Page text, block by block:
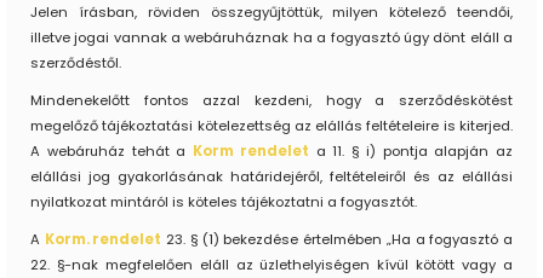
Jelen írásban, röviden összegyűjtöttük, milyen kötelező teendői,
illetve jogai vannak a webáruháznak ha a fogyasztó úgy dönt eláll a
szerződéstől.
Mindenekelőtt fontos azzal kezdeni, hogy a szerződéskötést
megelőző tájékoztatási kötelezettség az elállás feltételeire is kiterjed.
A webáruház tehát a Korm rendelet a 11. § i) pontja alapján az
elállási jog gyakorlásának határidejéről, feltételeiről és az elállási
nyilatkozat mintáról is köteles tájékoztatni a fogyasztót.
A Korm. rendelet 23. § (1) bekezdése értelmében „Ha a fogyasztó a
22. §-nak megfelelően eláll az üzlethelyiségen kívül kötött vagy a